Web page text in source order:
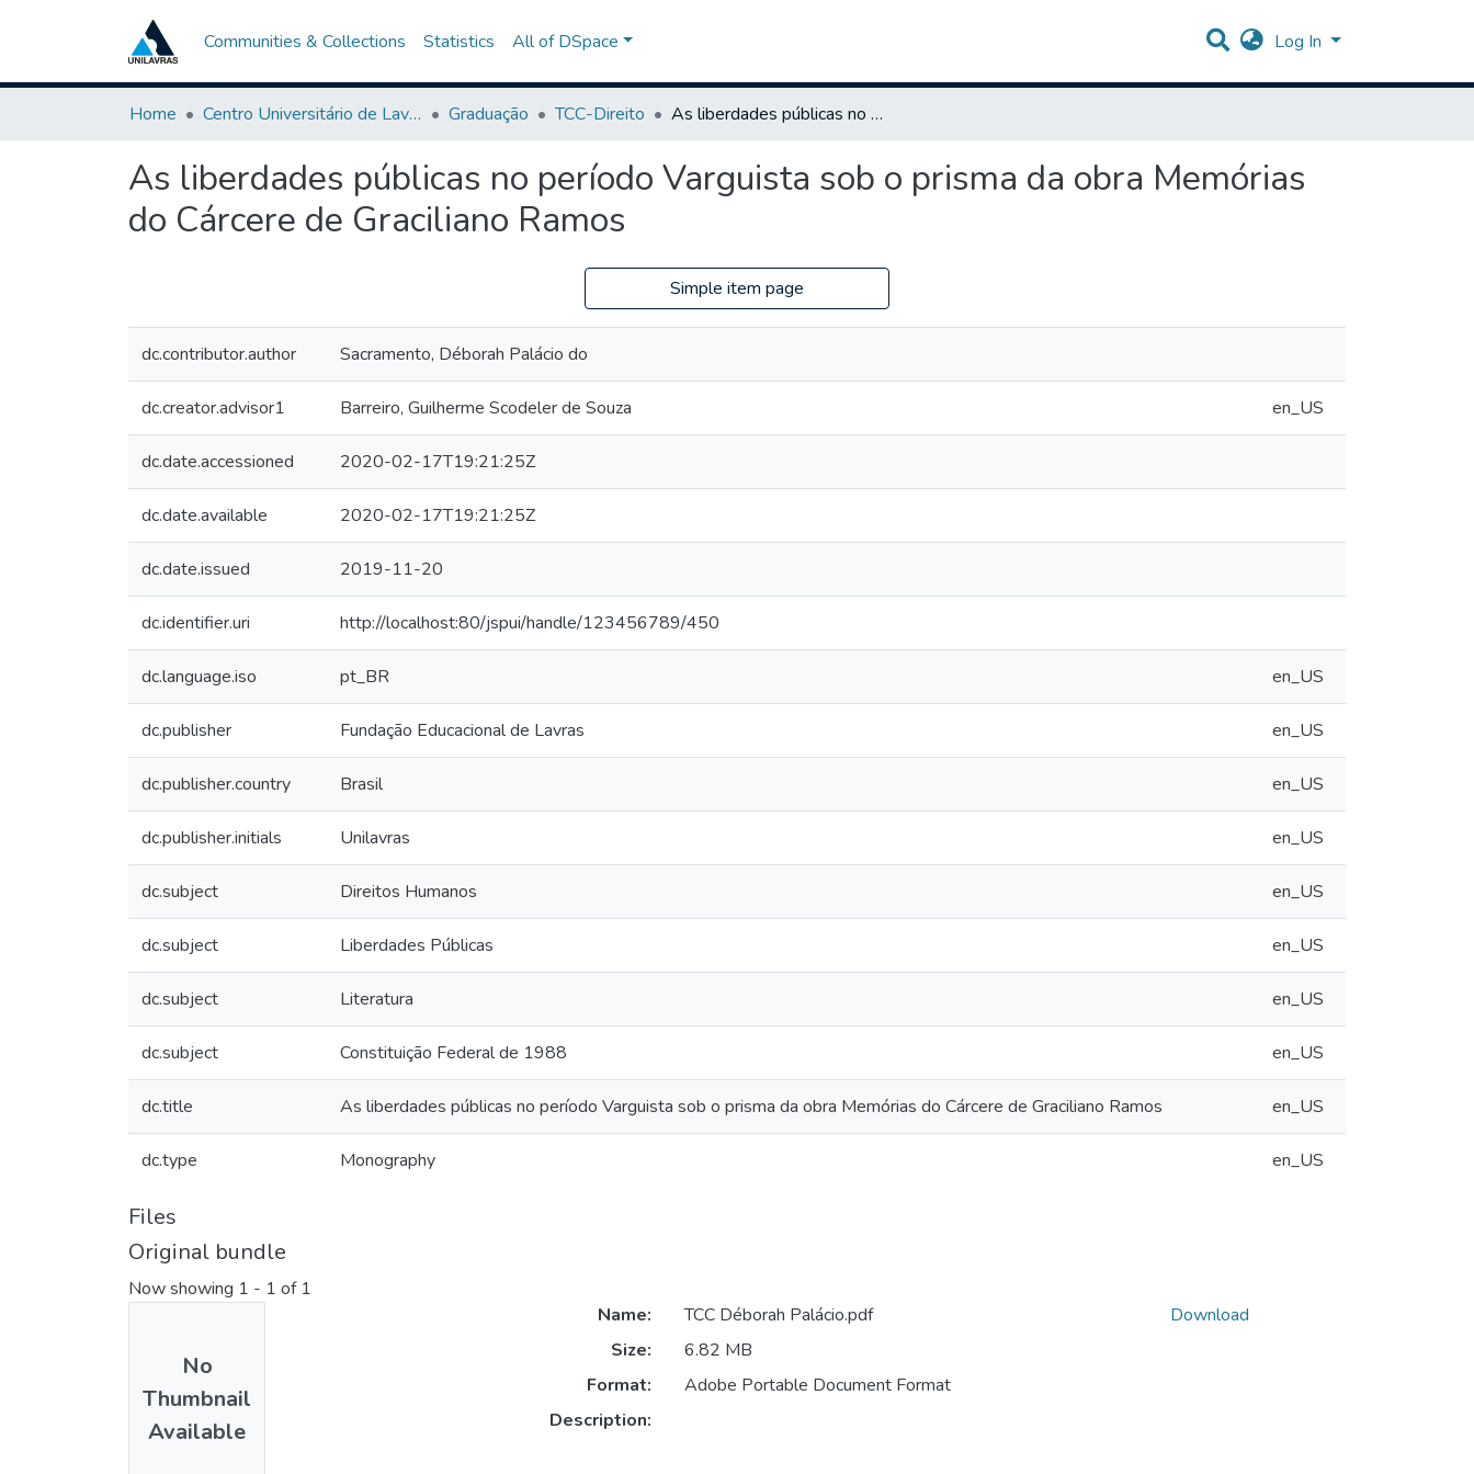
Communities & Collections Statistics All of DSpace Log In
Home Centro Universitário de Lavras-UNILAVRAS Graduação TCC-Direito As liberdades públicas no período Varguista sob o prisma da obra Memórias do Cárcere de Graciliano Ramos
As liberdades públicas no período Varguista sob o prisma da obra Memórias
do Cárcere de Graciliano Ramos
Simple item page
dc.contributor.author Sacramento, Déborah Palácio do
dc.creator.advisor1 Barreiro, Guilherme Scodeler de Souza en_US
dc.date.accessioned 2020-02-17T19:21:25Z
dc.date.available 2020-02-17T19:21:25Z
dc.date.issued 2019-11-20
dc.identifier.uri http://localhost:80/jspui/handle/123456789/450
dc.language.iso pt_BR en_US
dc.publisher Fundação Educacional de Lavras en_US
dc.publisher.country Brasil en_US
dc.publisher.initials Unilavras en_US
dc.subject Direitos Humanos en_US
dc.subject Liberdades Públicas en_US
dc.subject Literatura en_US
dc.subject Constituição Federal de 1988 en_US
dc.title As liberdades públicas no período Varguista sob o prisma da obra Memórias do Cárcere de Graciliano Ramos en_US
dc.type Monography en_US
Files
Original bundle
Now showing 1 - 1 of 1
No
Thumbnail
Available
Name:
TCC Déborah Palácio.pdf
Size:
6.82 MB
Format:
Adobe Portable Document Format
Description:
Download